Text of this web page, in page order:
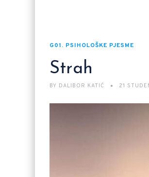
G01. PSIHOLOŠKE PJESME
Strah
BY DALIBOR KATIĆ 21